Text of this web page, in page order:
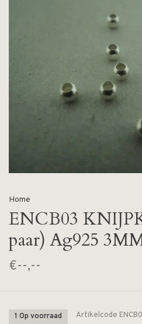
Home
ENCB03
paar) Ag925
€--,--
1 Op voorraad Artikelcode